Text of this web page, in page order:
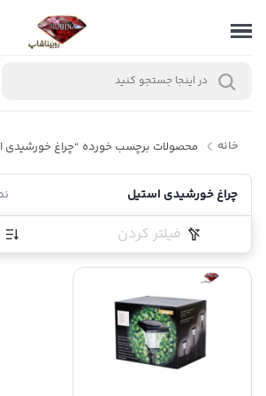
خانه محصولات برچسب خورده “چراغ خورشیدی
چراغ خورشیدی استیل
فیلتر کردن